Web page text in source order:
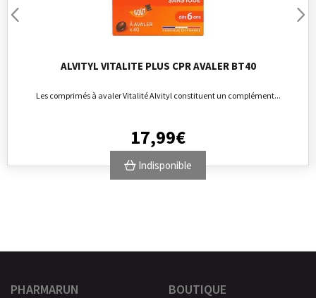
ALVITYL VITALITE PLUS CPR AVALER BT40
Les comprimés à avaler Vitalité Alvityl constituent un complément...
17,99€
Indisponible
PHARMARUN BOUTIQUE